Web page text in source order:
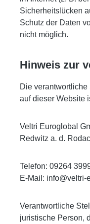
Sicherheitslücken
Schutz der Daten
nicht möglich.
Hinweis zur
Die
auf dieser Website
Veltri Euroglobal
Redwitz a. d.
Telefon: 09264
E-Mail: info@veltri-
Verantwortliche
juristische Person,